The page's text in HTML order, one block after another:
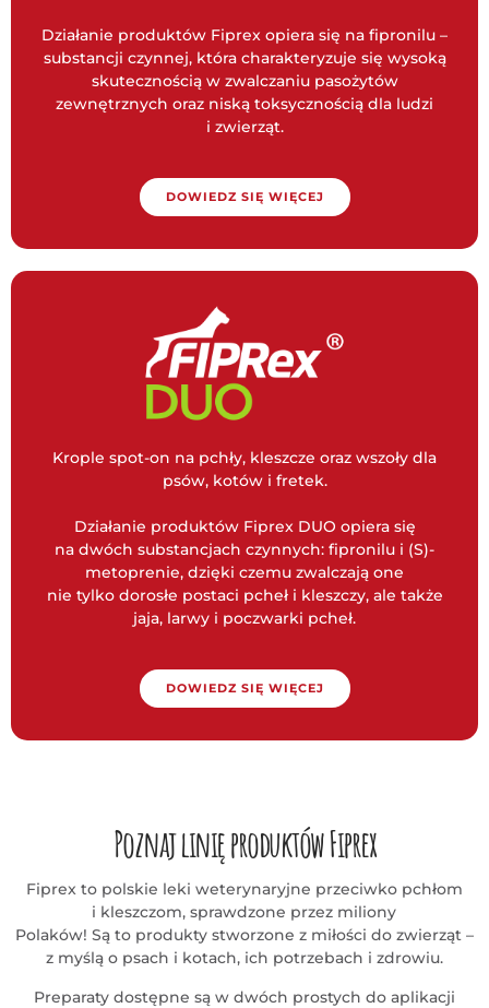
Działanie produktów Fiprex opiera się na fipronilu –
substancji czynnej, która charakteryzuje się wysoką
skutecznością w zwalczaniu pasożytów
zewnętrznych oraz niską toksycznością dla ludzi
i zwierząt.
DOWIEDZ SIĘ WIĘCEJ
Krople spot-on na pchły, kleszcze oraz wszoły dla
psów, kotów i fretek.
Działanie produktów Fiprex DUO opiera się
na dwóch substancjach czynnych: fipronilu i (S)-
metoprenie, dzięki czemu zwalczają one
nie tylko dorosłe postaci pcheł i kleszczy, ale także
jaja, larwy i poczwarki pcheł.
DOWIEDZ SIĘ WIĘCEJ
Poznaj linię produktów Fiprex
Fiprex to polskie leki weterynaryjne przeciwko pchłom
i kleszczom, sprawdzone przez miliony
Polaków! Są to produkty stworzone z miłości do zwierząt –
z myślą o psach i kotach, ich potrzebach i zdrowiu.
Preparaty dostępne są w dwóch prostych do aplikacji